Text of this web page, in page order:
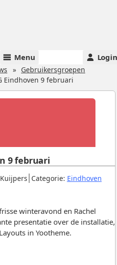
Menu Login
Gebruikersgroepen
Eindhoven 9 februari
. Categorie: Eindhoven.
9 februari
winteravond en Rachel
presentatie over de installatie,
in Yootheme.